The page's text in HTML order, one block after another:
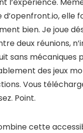
d’openfront.io, elle
bien. Je joue
deux réunions,
sans mécaniques
des jeux
Vous
Point.
cette